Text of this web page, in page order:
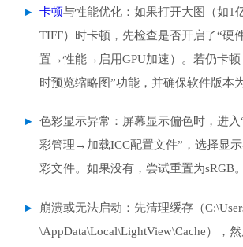
卡顿与性能优化：如果打开大图（如1
TIFF）时卡顿，先检查是否开启了“硬
置→性能→启用GPU加速）。若仍卡顿
时预览缩略图”功能，并确保软件版本
色彩显示异常：屏幕显示偏色时，进
彩管理→加载ICC配置文件”，选择显
彩文件。如果没有，尝试重置为sRGB。
崩溃或无法启动：先清理缓存（
\AppData\Local\LightView\Cache），